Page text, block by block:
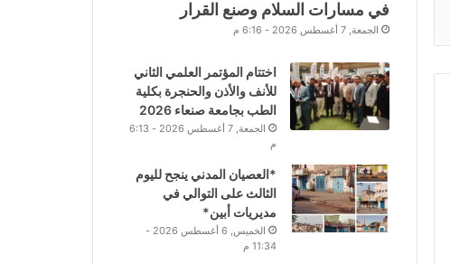
في مسارات السلام وصنع القرار
الجمعة, 7 أغسطس 2026 - 6:16 م
اختتام المؤتمر العلمي الثاني
للأنف والأذن والحنجرة بكلية
الطب بجامعة صنعاء 2026
الجمعة, 7 أغسطس 2026 - 6:13
م
*العصيان المدني ينجح لليوم
الثالث على التوالي في
مديريات أبين*
الخميس, 6 أغسطس 2026 -
11:34 م